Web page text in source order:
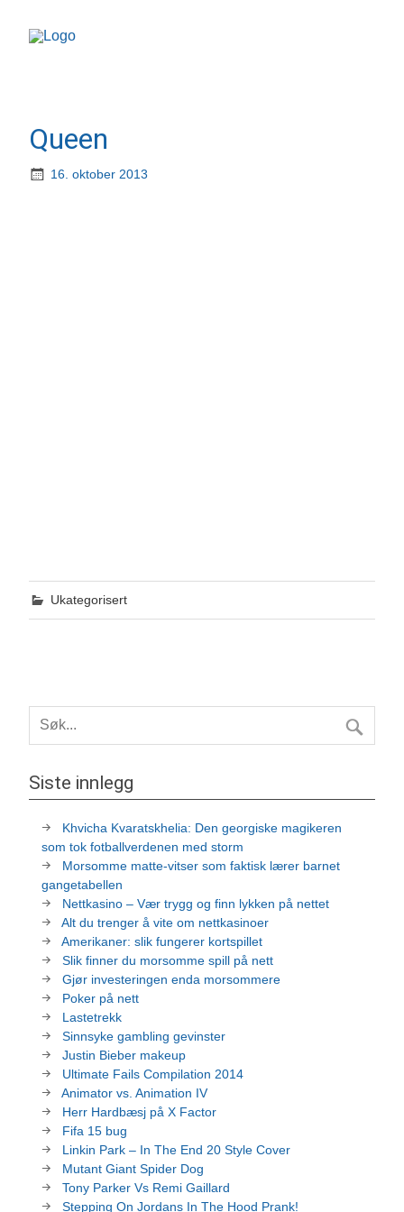
Queen
16. oktober 2013
Ukategorisert
Siste innlegg
Khvicha Kvaratskhelia: Den georgiske magikeren
som tok fotballverdenen med storm
Morsomme matte-vitser som faktisk lærer barnet
gangetabellen
Nettkasino – Vær trygg og finn lykken på nettet
Alt du trenger å vite om nettkasinoer
Amerikaner: slik fungerer kortspillet
Slik finner du morsomme spill på nett
Gjør investeringen enda morsommere
Poker på nett
Lastetrekk
Sinnsyke gambling gevinster
Justin Bieber makeup
Ultimate Fails Compilation 2014
Animator vs. Animation IV
Herr Hardbæsj på X Factor
Fifa 15 bug
Linkin Park – In The End 20 Style Cover
Mutant Giant Spider Dog
Tony Parker Vs Remi Gaillard
Stepping On Jordans In The Hood Prank!